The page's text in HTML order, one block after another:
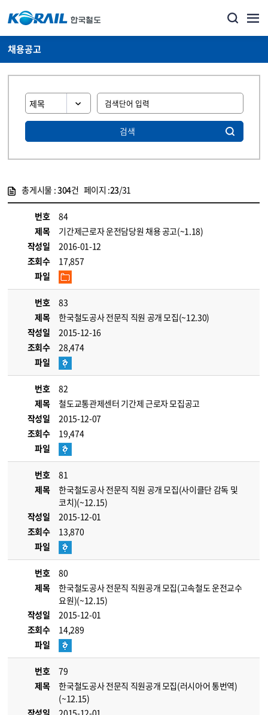
채용공고
검색
총게시물 :304건 페이지 :23/31
번호
84
제목
기간제근로자 운전담당원 채용 공고(~1.18)
작성일
2016-01-12
조회수
17,857
파일
번호
83
제목
한국철도공사 전문직 직원 공개 모집(~12.30)
작성일
2015-12-16
조회수
28,474
파일
번호
82
제목
철도교통관제센터 기간제 근로자 모집공고
작성일
2015-12-07
조회수
19,474
파일
번호
81
제목
한국철도공사 전문직 직원 공개 모집(사이클단 감독 및
코치)(~12.15)
작성일
2015-12-01
조회수
13,870
파일
번호
80
제목
한국철도공사 전문직 직원공개 모집(고속철도 운전교수
요원)(~12.15)
작성일
2015-12-01
조회수
14,289
파일
번호
79
제목
한국철도공사 전문직 직원공개 모집(러시아어 통번역)
(~12.15)
작성일
2015-12-01